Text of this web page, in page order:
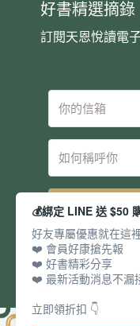
好書精選摘錄
訂閱天恩悅讀電
💰綁定 LINE 送 $50
好友專屬優惠就在這
❤️ 會員好康搶先報
❤️ 好書精彩分享
❤️ 最新活動消息不漏
立即領折扣 👇